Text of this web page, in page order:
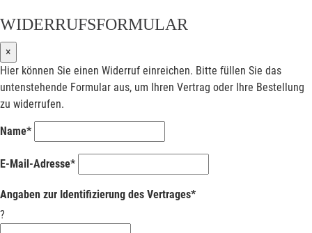
WIDERRUFSFORMULAR
×
Hier können Sie einen Widerruf einreichen. Bitte füllen Sie das
untenstehende Formular aus, um Ihren Vertrag oder Ihre Bestellung
zu widerrufen.
Name*
E-Mail-Adresse*
Angaben zur Identifizierung des Vertrages*
?